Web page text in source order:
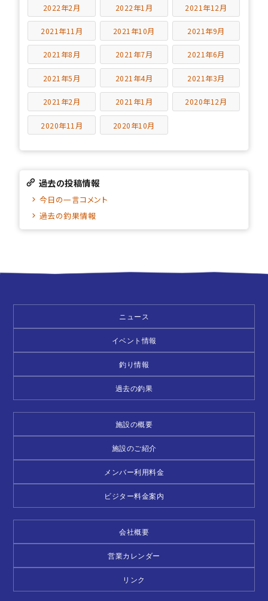
2022年2月 2022年1月 2021年12月
2021年11月 2021年10月 2021年9月
2021年8月 2021年7月 2021年6月
2021年5月 2021年4月 2021年3月
2021年2月 2021年1月 2020年12月
2020年11月 2020年10月
過去の投稿情報
今日の一言コメント
過去の釣果情報
ニュース
イベント情報
釣り情報
過去の釣果
施設の概要
施設のご紹介
メンバー利用料金
ビジター料金案内
会社概要
営業カレンダー
リンク